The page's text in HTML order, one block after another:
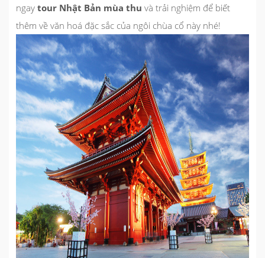
ngay tour Nhật Bản mùa thu và trải nghiệm để biết
thêm về văn hoá đặc sắc của ngôi chùa cổ này nhé!